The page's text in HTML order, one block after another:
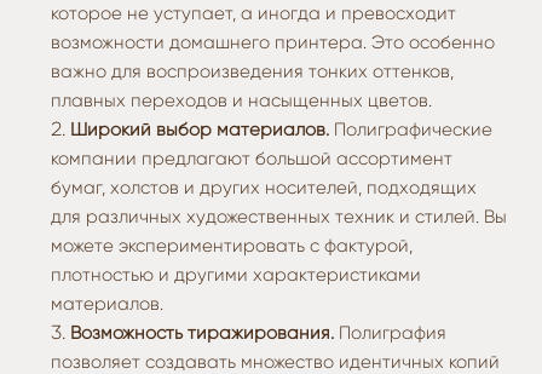
которое не уступает, а иногда и превосходит
возможности домашнего принтера. Это особенно
важно для воспроизведения тонких оттенков,
плавных переходов и насыщенных цветов.
Широкий выбор материалов. Полиграфические
компании предлагают большой ассортимент
бумаг, холстов и других носителей, подходящих
для различных художественных техник и стилей. Вы
можете экспериментировать с фактурой,
плотностью и другими характеристиками
материалов.
Возможность тиражирования. Полиграфия
позволяет создавать множество идентичных копий